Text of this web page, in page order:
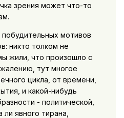
зрения может что-то
мотивов
никто толком не
жили, что произошло с
тут многое
цикла, от времени,
и какой-нибудь
- политической,
явного тирана,